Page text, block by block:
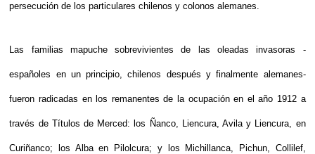
persecución de los particulares chilenos y colonos alemanes.
Las familias mapuche sobrevivientes de las oleadas invasoras -
españoles en un principio, chilenos después y finalmente alemanes-
fueron radicadas en los remanentes de la ocupación en el año 1912 a
través de Títulos de Merced: los Ñanco, Liencura, Avila y Liencura, en
Curiñanco; los Alba en Pilolcura; y los Michillanca, Pichun, Collilef,